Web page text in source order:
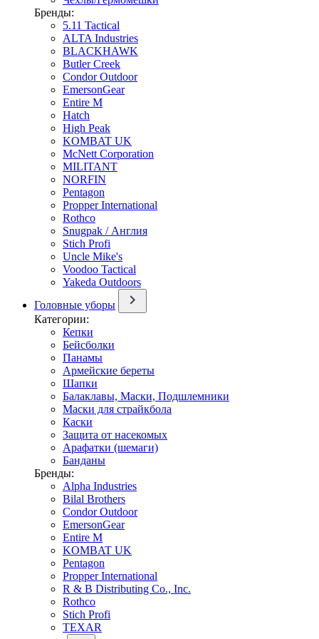
Бренды:
5.11 Tactical
ALTA Industries
BLACKHAWK
Butler Creek
Condor Outdoor
EmersonGear
Entire M
Hatch
High Peak
KOMBAT UK
McNett Corporation
MILITANT
NORFIN
Pentagon
Propper International
Rothco
Snugpak / Англия
Stich Profi
Uncle Mike's
Voodoo Tactical
Yakeda Outdoors
Головные уборы
Категории:
Кепки
Бейсболки
Панамы
Армейские береты
Шапки
Балаклавы, Маски, Подшлемники
Маски для страйкбола
Каски
Защита от насекомых
Арафатки (шемаги)
Банданы
Бренды:
Alpha Industries
Bilal Brothers
Condor Outdoor
EmersonGear
Entire M
KOMBAT UK
Pentagon
Propper International
R & B Distributing Co., Inc.
Rothco
Stich Profi
TEXAR